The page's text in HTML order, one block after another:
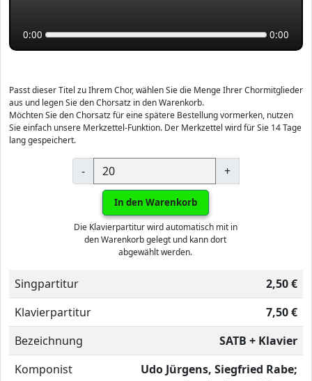
0:00 0:00
Passt dieser Titel zu Ihrem Chor, wählen Sie die Menge Ihrer Chormitglieder
aus und legen Sie den Chorsatz in den Warenkorb.
Möchten Sie den Chorsatz für eine spätere Bestellung vormerken, nutzen
Sie einfach unsere Merkzettel-Funktion. Der Merkzettel wird für Sie 14 Tage
lang gespeichert.
- +
In den Warenkorb
Die Klavierpartitur wird automatisch mit in
den Warenkorb gelegt und kann dort
abgewählt werden.
Singpartitur
2,50 €
Klavierpartitur
7,50 €
Bezeichnung
SATB + Klavier
Komponist
Udo Jürgens, Siegfried Rabe;